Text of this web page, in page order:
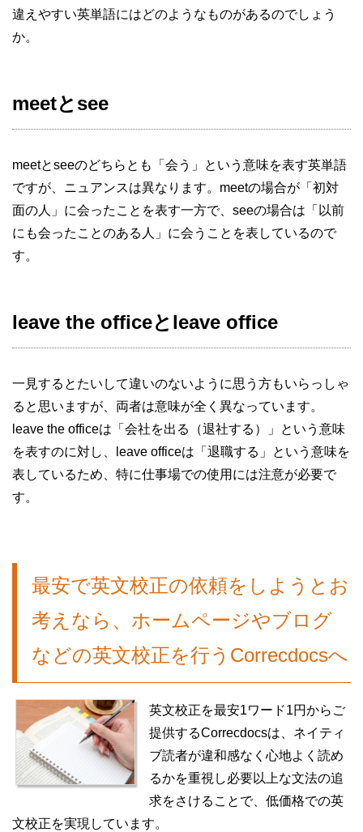
違えやすい英単語にはどのようなものがあるのでしょう
か。
meetとsee
meetとseeのどちらとも「会う」という意味を表す英単語
ですが、ニュアンスは異なります。meetの場合が「初対
面の人」に会ったことを表す一方で、seeの場合は「以前
にも会ったことのある人」に会うことを表しているので
す。
leave the officeとleave office
一見するとたいして違いのないように思う方もいらっしゃ
ると思いますが、両者は意味が全く異なっています。
leave the officeは「会社を出る（退社する）」という意味
を表すのに対し、leave officeは「退職する」という意味を
表しているため、特に仕事場での使用には注意が必要で
す。
最安で英文校正の依頼をしようとお
考えなら、ホームページやブログ
などの英文校正を行うCorrecdocsへ
英文校正 を最安1ワード1円からご
提供するCorrecdocsは、ネイティ
ブ読者が違和感なく心地よく読め
るかを重視し必要以上な文法の追
求をさけることで、低価格での英
文校正を実現しています。